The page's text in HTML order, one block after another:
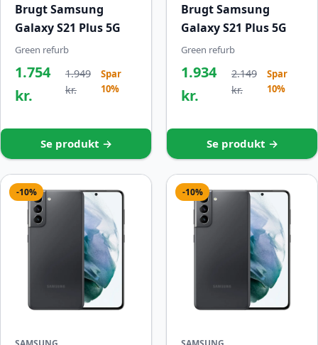
Brugt Samsung
Galaxy S21 Plus 5G
Green refurb
1.754
kr.
1.949
kr.
Spar
10%
Se produkt →
Brugt Samsung
Galaxy S21 Plus 5G
Green refurb
1.934
kr.
2.149
kr.
Spar
10%
Se produkt →
-10% -10%